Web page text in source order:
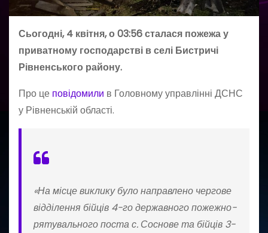
Сьогодні, 4 квітня, о 03:56 сталася пожежа у
приватному господарстві в селі Бистричі
Рівненського району.
Про це повідомили в Головному управлінні ДСНС
у Рівненській області.
«На місце виклику було направлено чергове
відділення бійців 4-го державного пожежно-
рятувального поста с. Соснове та бійців 3-